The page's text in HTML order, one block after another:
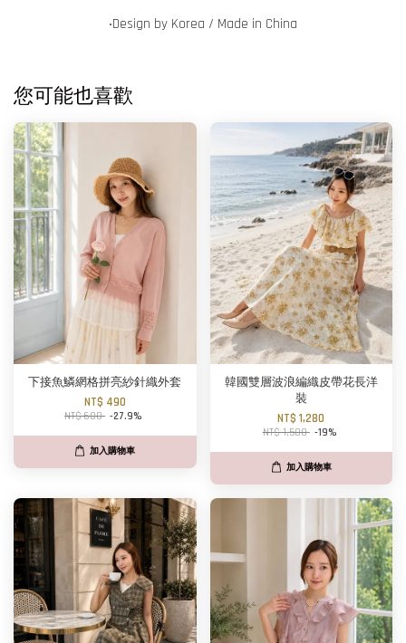
‧Design by Korea / Made in China
您可能也喜歡
下接魚鱗網格拼亮紗針織外套
NT$ 490
NT$ 680 -27.9%
加入購物車
韓國雙層波浪編織皮帶花長洋
裝
NT$ 1,280
NT$ 1,580 -19%
加入購物車